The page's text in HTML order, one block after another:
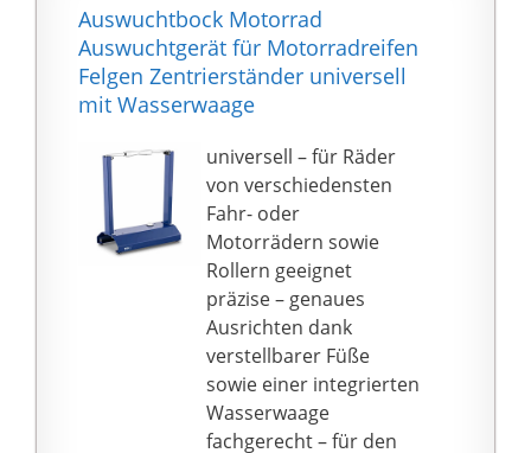
Flammenschutz. Bei
Fehlern kann sich das
System automatisch
deaktivieren und bietet
Sicherheitsmerkmal.
Drehen Sie den
Thermostatregler auf
die gewünschte
Temperatur, die
Elektroden zünden an
und nach 7 Sekunden
startet der Heizkamin.
Lieferumfang enthalten
ist ein Metallkoffer für
das komplette
Induktionsheizungsset.
So können Sie alle
Sachen ordentlich
organisieren und sie
mit Leichtigkeit
herumtragen.
Auswuchtbock Motorrad
Auswuchtgerät für Motorradreifen
Felgen Zentrierständer universell
mit Wasserwaage
universell – für Räder
von verschiedensten
Fahr- oder
Motorrädern sowie
Rollern geeignet
präzise – genaues
Ausrichten dank
verstellbarer Füße
sowie einer integrierten
Wasserwaage
fachgerecht – für den